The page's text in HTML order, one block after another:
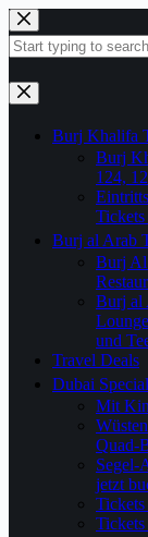
Zum
Inhalt
springen
Keine
Ergebnisse
Burj Khalifa
Burj
124,
Tickets
Burj al Arab
Burj Al
Burj al
und
Travel Deals
Dubai
Mit
Quad-
Segel-
jetzt